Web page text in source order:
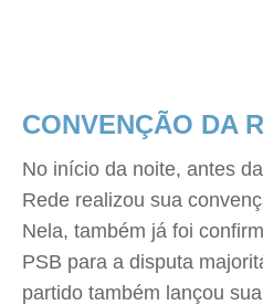
CONVENÇÃO DA
No início da noite, antes
Rede realizou sua
Nela, também já foi
PSB para a disputa
partido também lançou